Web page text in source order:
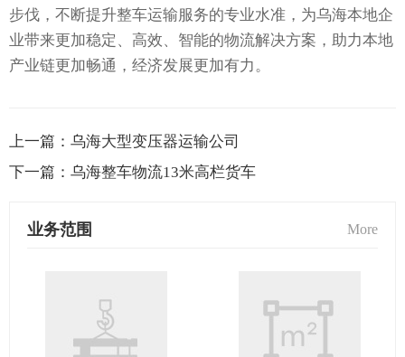
步伐，不断提升整车运输服务的专业水准，为乌海本地企
业带来更加稳定、高效、智能的物流解决方案，助力本地
产业链更加畅通，经济发展更加有力。
上一篇： 乌海大型变压器运输公司
下一篇： 乌海整车物流13米高栏货车
业务范围 More